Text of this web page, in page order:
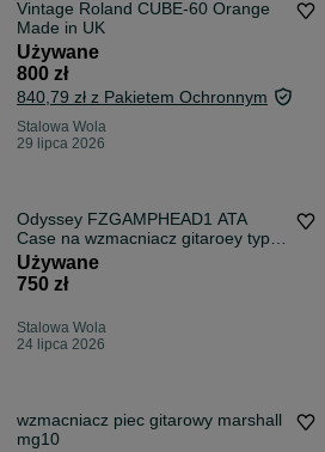
Vintage Roland CUBE-60 Orange
Made in UK
Używane
800 zł
840,79 zł z Pakietem Ochronnym
Stalowa Wola
29 lipca 2026
Odyssey FZGAMPHEAD1 ATA
Case na wzmacniacz gitaroey typu
head
Używane
750 zł
Stalowa Wola
24 lipca 2026
wzmacniacz piec gitarowy marshall
mg10